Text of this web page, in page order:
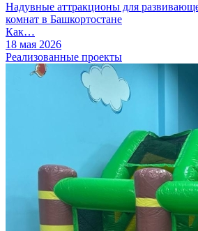
Надувные аттракционы для
комнат в Башкортостане
Как…
18 мая 2026
Реализованные проекты